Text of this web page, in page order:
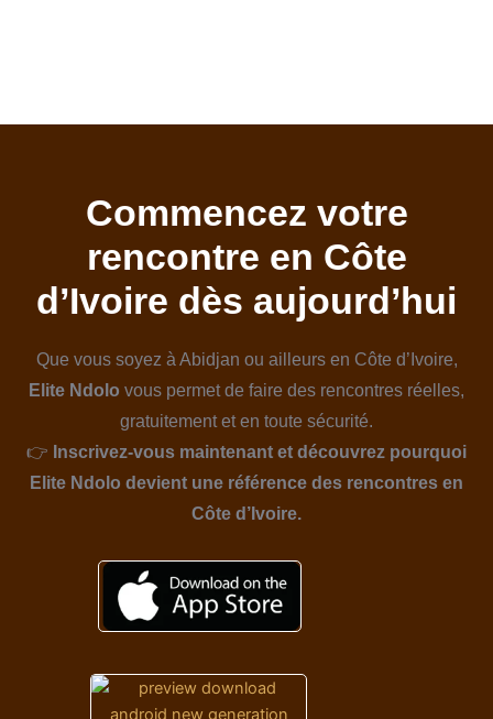
Commencez votre
rencontre en Côte
d’Ivoire dès aujourd’hui
Que vous soyez à Abidjan ou ailleurs en Côte d’Ivoire,
Elite Ndolo vous permet de faire des rencontres réelles,
gratuitement et en toute sécurité.
👉 Inscrivez-vous maintenant et découvrez pourquoi
Elite Ndolo devient une référence des rencontres en
Côte d’Ivoire.